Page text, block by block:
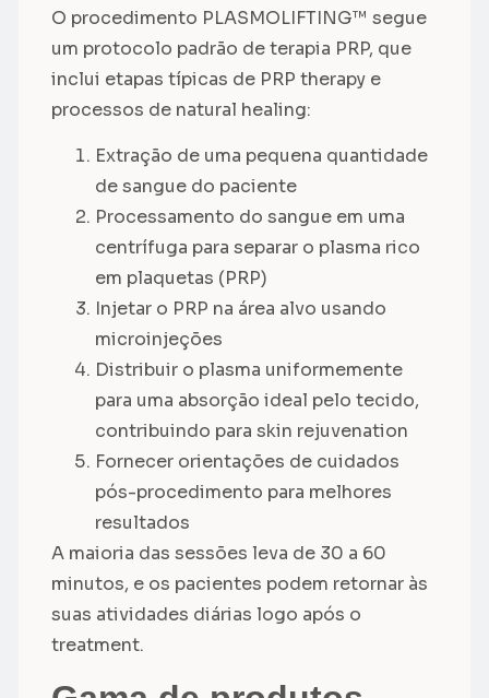
O procedimento PLASMOLIFTING™ segue
um protocolo padrão de terapia PRP, que
inclui etapas típicas de PRP therapy e
processos de natural healing:
Extração de uma pequena quantidade
de sangue do paciente
Processamento do sangue em uma
centrífuga para separar o plasma rico
em plaquetas (PRP)
Injetar o PRP na área alvo usando
microinjeções
Distribuir o plasma uniformemente
para uma absorção ideal pelo tecido,
contribuindo para skin rejuvenation
Fornecer orientações de cuidados
pós-procedimento para melhores
resultados
A maioria das sessões leva de 30 a 60
minutos, e os pacientes podem retornar às
suas atividades diárias logo após o
treatment.